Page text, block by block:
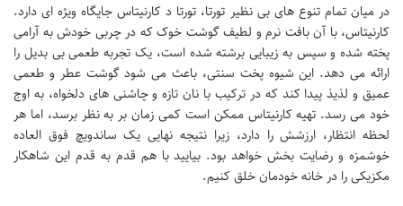
در میان تمام تنوع های بی نظیر تورتا، تورتا د کارنیتاس جایگاه ویژه ای دارد.
کارنیتاس، با آن بافت نرم و لطیف گوشت خوک که در چربی خودش به آرامی
پخته شده و سپس به زیبایی برشته شده است، یک تجربه طعمی بی بدیل را
ارائه می دهد. این شیوه پخت سنتی، باعث می شود گوشت عطر و طعمی
عمیق و لذیذ پیدا کند که در ترکیب با نان تازه و چاشنی های دلخواه، به اوج
خود می رسد. تهیه کارنیتاس ممکن است کمی زمان بر به نظر برسد، اما هر
لحظه انتظار، ارزشش را دارد، زیرا نتیجه نهایی یک ساندویچ فوق العاده
خوشمزه و رضایت بخش خواهد بود. بیایید با هم قدم به قدم این شاهکار
مکزیکی را در خانه خودمان خلق کنیم.